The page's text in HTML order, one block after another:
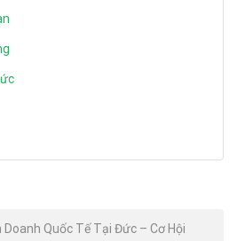
Doanh Quốc Tế Tại Đức – Cơ Hội